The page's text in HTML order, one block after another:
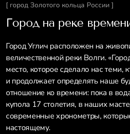
[ город Золотого кольца России ]
Город на реке
Город Углич расположен на
величественной реки Волги.
место, которое сделало нас теми,
и продолжает определять наше
отношение ко времени: пока в
купола 17 столетия, в наших
современные хронометры,
настоящему.